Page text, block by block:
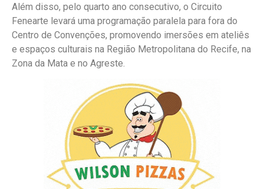
Além disso, pelo quarto ano consecutivo, o Circuito
Fenearte levará uma programação paralela para fora do
Centro de Convenções, promovendo imersões em ateliês
e espaços culturais na Região Metropolitana do Recife, na
Zona da Mata e no Agreste.